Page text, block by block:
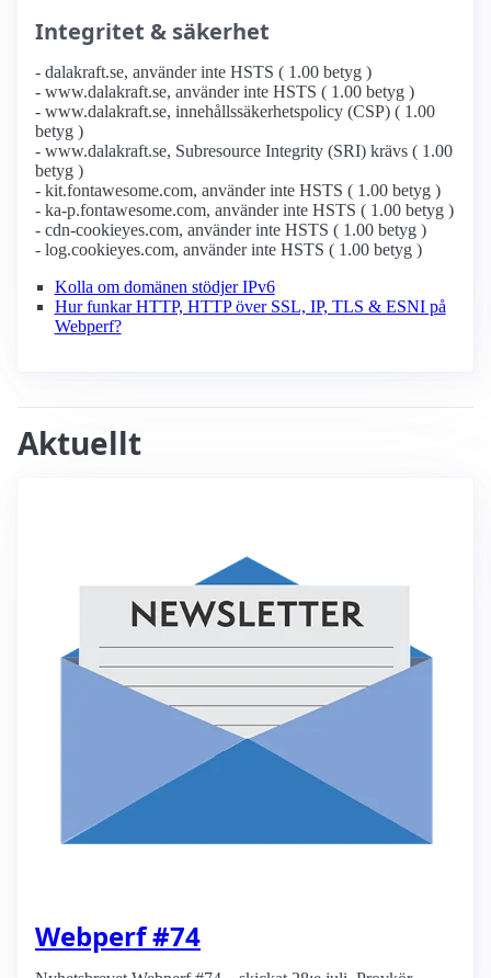
Integritet & säkerhet
- dalakraft.se, använder inte HSTS ( 1.00 betyg )
- www.dalakraft.se, använder inte HSTS ( 1.00 betyg )
- www.dalakraft.se, innehållssäkerhetspolicy (CSP) ( 1.00
betyg )
- www.dalakraft.se, Subresource Integrity (SRI) krävs ( 1.00
betyg )
- kit.fontawesome.com, använder inte HSTS ( 1.00 betyg )
- ka-p.fontawesome.com, använder inte HSTS ( 1.00 betyg )
- cdn-cookieyes.com, använder inte HSTS ( 1.00 betyg )
- log.cookieyes.com, använder inte HSTS ( 1.00 betyg )
Kolla om domänen stödjer IPv6
Hur funkar HTTP, HTTP över SSL, IP, TLS & ESNI på
Webperf?
Aktuellt
Webperf #74